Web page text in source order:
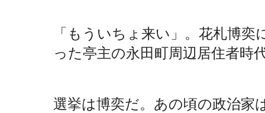
「もういちょ来い」。花札博
った亭主の永田町周辺居住者時
選挙は博奕だ。あの頃の政治家